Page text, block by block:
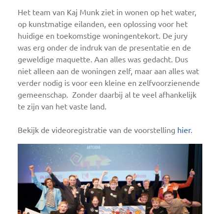
Het team van Kaj Munk ziet in wonen op het water,
op kunstmatige eilanden, een oplossing voor het
huidige en toekomstige woningentekort. De jury
was erg onder de indruk van de presentatie en de
geweldige maquette. Aan alles was gedacht. Dus
niet alleen aan de woningen zelf, maar aan alles wat
verder nodig is voor een kleine en zelfvoorzienende
gemeenschap. Zonder daarbij al te veel afhankelijk
te zijn van het vaste land.
Bekijk de videoregistratie van de voorstelling hier.